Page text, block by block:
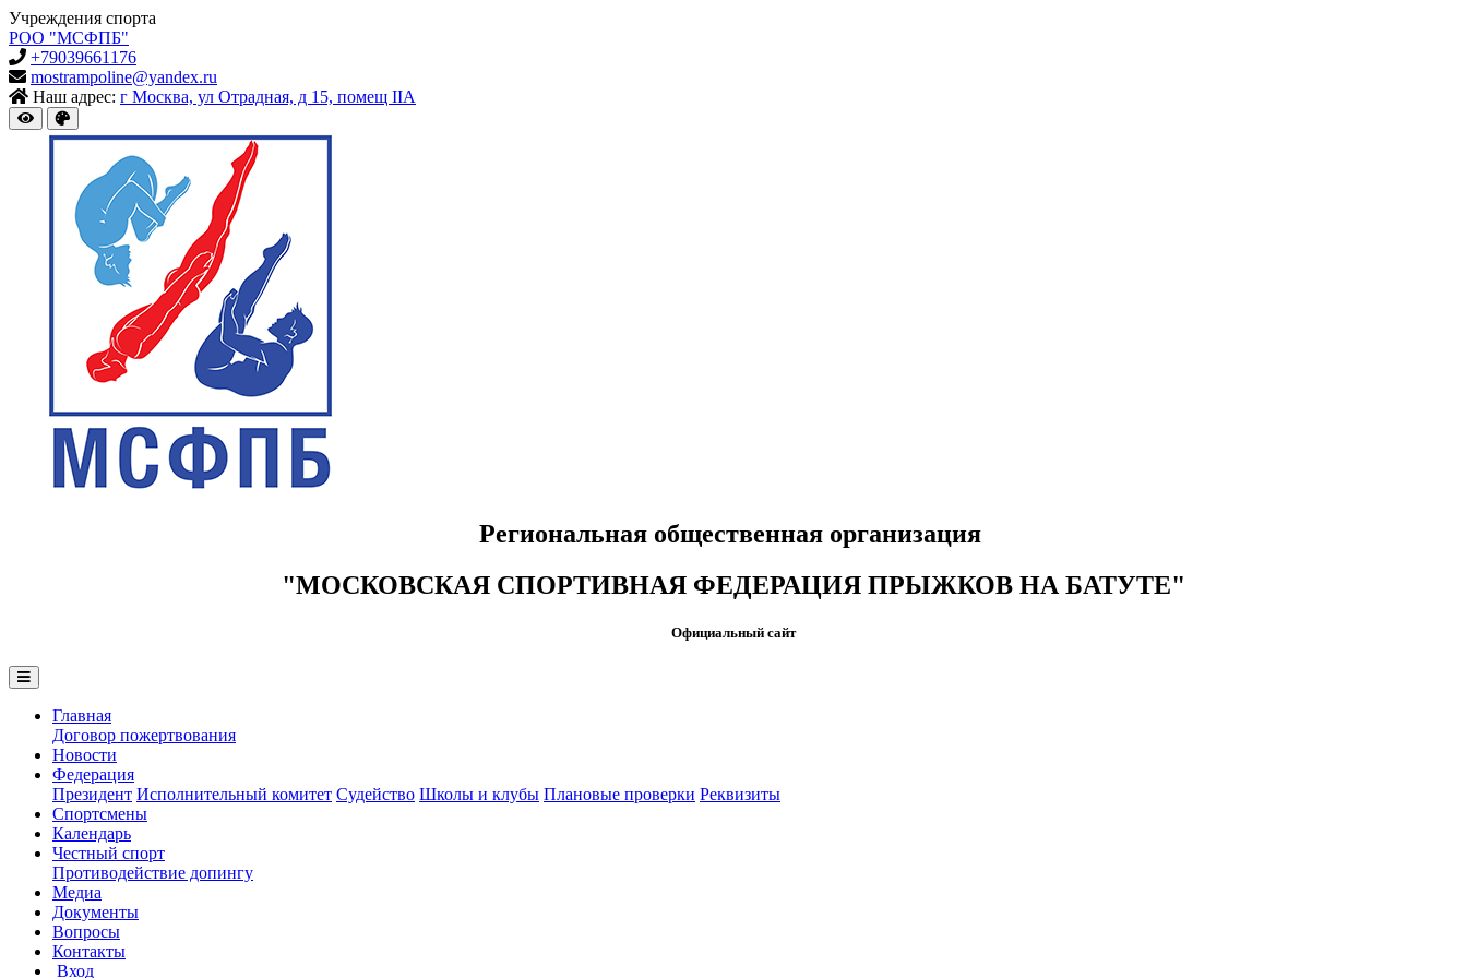
Учреждения спорта
РОО "МСФПБ"
+79039661176
mostrampoline@yandex.ru
Наш адрес: г Москва, ул Отрадная, д 15, помещ IIА
Региональная общественная организация
"МОСКОВСКАЯ СПОРТИВНАЯ ФЕДЕРАЦИЯ ПРЫЖКОВ НА БАТУТЕ"
Официальный сайт
Главная
Договор пожертвования
Новости
Федерация
Президент Исполнительный комитет Судейство Школы и клубы Плановые проверки Реквизиты
Спортсмены
Календарь
Честный спорт
Противодействие допингу
Медиа
Документы
Вопросы
Контакты
Вход